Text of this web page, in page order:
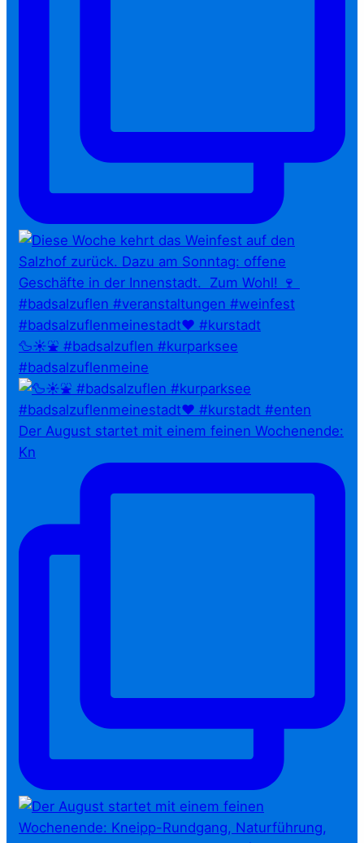
🦆☀️⛲ #badsalzuflen #kurparksee
#badsalzuflenmeine
Der August startet mit einem feinen Wochenende:
Kn